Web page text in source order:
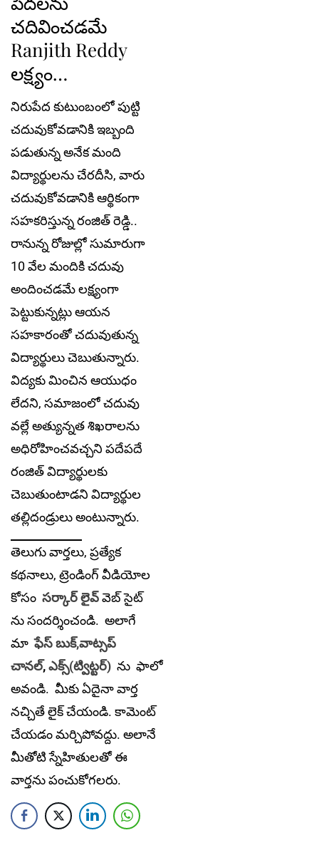
చదివించడమే
Ranjith Reddy
లక్ష్యం…
నిరుపేద కుటుంబంలో పుట్టి
చదువుకోవడానికి ఇబ్బంది
పడుతున్న అనేక మంది
విద్యార్థులను చేరదీసి, వారు
చదువుకోవడానికి ఆర్థికంగా
సహకరిస్తున్న రంజిత్ రెడ్డి..
రానున్న రోజుల్లో సుమారుగా
10 వేల మందికి చదువు
అందించడమే లక్ష్యంగా
పెట్టుకున్నట్లు ఆయన
సహకారంతో చదువుతున్న
విద్యార్థులు చెబుతున్నారు.
విద్యకు మించిన ఆయుధం
లేదని, సమాజంలో చదువు
వల్లే అత్యున్నత శిఖరాలను
అధిరోహించవచ్చని పదేపదే
రంజిత్ విద్యార్థులకు
చెబుతుంటాడని విద్యార్థుల
తల్లిదండ్రులు అంటున్నారు.
తెలుగు వార్తలు, ప్రత్యేక
కథనాలు, ట్రెండింగ్ వీడియోల
కోసం సర్కార్ లైవ్వెబ్ సైట్
ను సందర్శించండి. అలాగే
మాఫేస్ బుక్,వాట్సప్
చానల్,ఎక్స్(ట్విట్టర్) ను ఫాలో
అవండి. మీకు ఏదైనా వార్త
నచ్చితే లైక్ చేయండి. కామెంట్
చేయడం మర్చిపోవద్దు. అలానే
మీతోటి స్నేహితులతో ఈ
వార్తను పంచుకోగలరు.